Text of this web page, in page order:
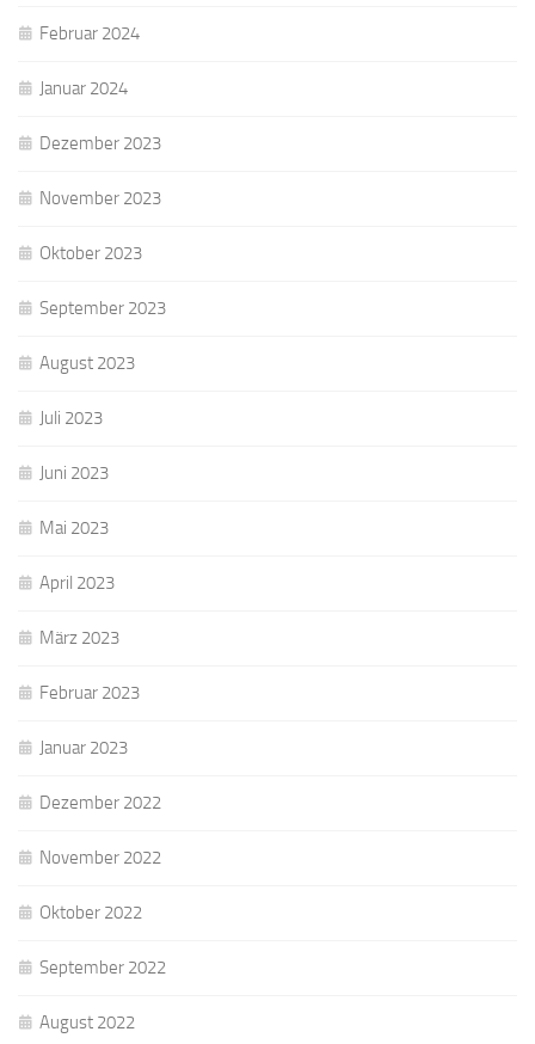
Februar 2024
Januar 2024
Dezember 2023
November 2023
Oktober 2023
September 2023
August 2023
Juli 2023
Juni 2023
Mai 2023
April 2023
März 2023
Februar 2023
Januar 2023
Dezember 2022
November 2022
Oktober 2022
September 2022
August 2022